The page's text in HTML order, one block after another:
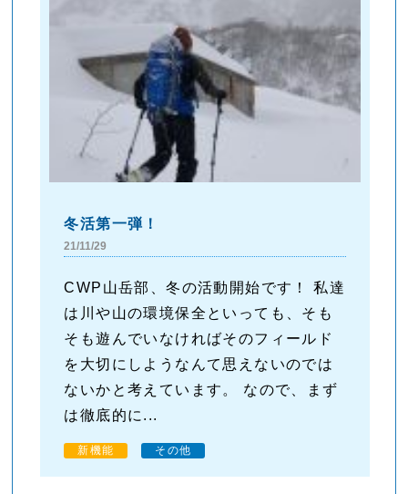
冬活第一弾！
21/11/29
CWP山岳部、冬の活動開始です！ 私達
は川や山の環境保全といっても、そも
そも遊んでいなければそのフィールド
を大切にしようなんて思えないのでは
ないかと考えています。 なので、まず
は徹底的に...
新機能 その他